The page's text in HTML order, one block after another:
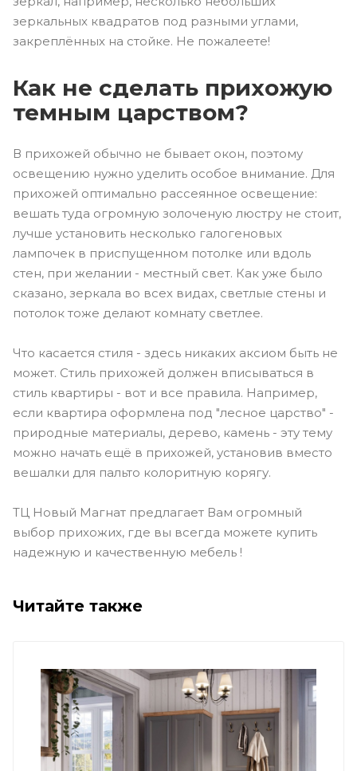
зеркальных квадратов под разными углами,
закреплённых на стойке. Не пожалеете!
Как не сделать прихожую
темным царством?
В прихожей обычно не бывает окон, поэтому
освещению нужно уделить особое внимание. Для
прихожей оптимально рассеянное освещение:
вешать туда огромную золоченую люстру не стоит,
лучше установить несколько галогеновых
лампочек в приспущенном потолке или вдоль
стен, при желании - местный свет. Как уже было
сказано, зеркала во всех видах, светлые стены и
потолок тоже делают комнату светлее.
Что касается стиля - здесь никаких аксиом быть не
может. Стиль прихожей должен вписываться в
стиль квартиры - вот и все правила. Например,
если квартира оформлена под "лесное царство" -
природные материалы, дерево, камень - эту тему
можно начать ещё в прихожей, установив вместо
вешалки для пальто колоритную корягу.
ТЦ Новый Магнат предлагает Вам огромный
выбор прихожих, где вы всегда можете купить
надежную и качественную мебель !
Читайте также